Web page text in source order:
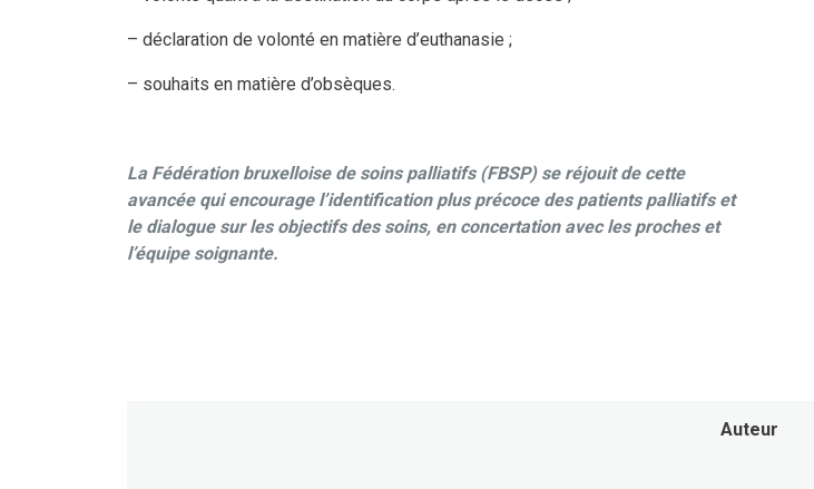
– déclaration de volonté en matière d’euthanasie ;
– souhaits en matière d’obsèques.
La Fédération bruxelloise de soins palliatifs (FBSP) se réjouit de cette
avancée qui encourage l’identification plus précoce des patients palliatifs et
le dialogue sur les objectifs des soins, en concertation avec les proches et
l’équipe soignante.
Auteur